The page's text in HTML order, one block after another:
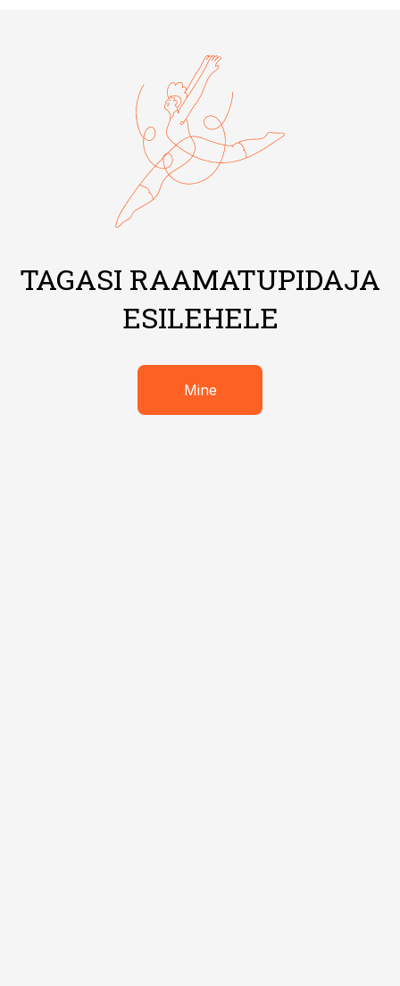
TAGASI RAAMATUPIDAJA
ESILEHELE
Mine